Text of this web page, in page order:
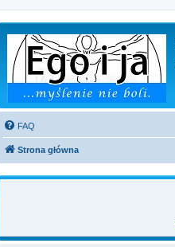
FAQ
Strona główna